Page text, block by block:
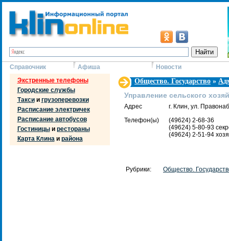
Справочник Афиша
Новости
Экстренные телефоны
Городские службы
Таксии грузоперевозки
Расписание электричек
Расписание автобусов
Гостиницыи рестораны
Карта Клинаи района
Общество. Государство »
Управление сельского
Адрес
г. Клин, ул.
Телефон(ы)
(49624) 2-68-36
(49624) 5-80-93
(49624) 2-51-94
Рубрики: Общество.